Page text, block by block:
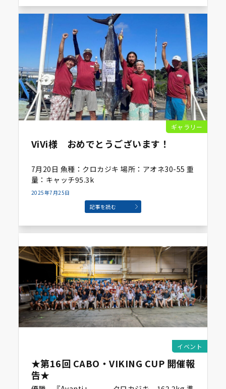
ギャラリー
ViVi様 おめでとうございます！
7月20日 魚種：クロカジキ 場所：アオネ30-55 重
量：キャッチ95.3k
2025年7月25日
記事を読む
イベント
★第16回 CABO・VIKING CUP 開催報
告★